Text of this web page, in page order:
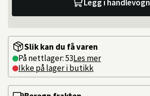
Legg i handlevogn
Slik kan du få varen
På nettlager: 53Les mer
Ikke på lager i butikk